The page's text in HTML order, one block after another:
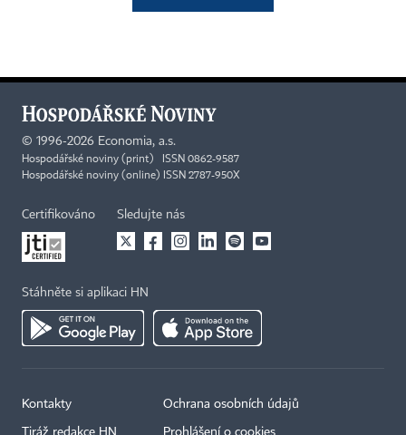
© 1996-2026 Economia, a.s.
Hospodářské noviny (print) ISSN 0862-9587
Hospodářské noviny (online) ISSN 2787-950X
Certifikováno Sledujte nás
Stáhněte si aplikaci HN
Kontakty
Tiráž redakce HN
Ochrana osobních údajů
Prohlášení o cookies